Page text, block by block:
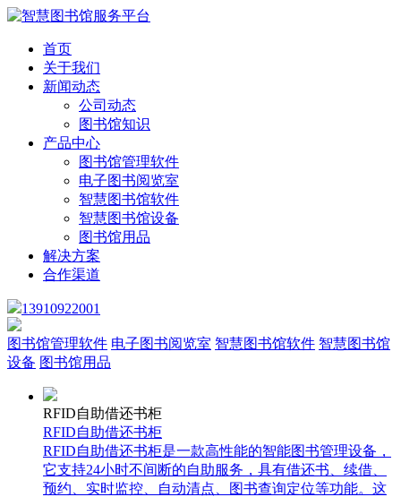
首页
关于我们
新闻动态
公司动态
图书馆知识
产品中心
图书馆管理软件
电子图书阅览室
智慧图书馆软件
智慧图书馆设备
图书馆用品
解决方案
合作渠道
13910922001
图书馆管理软件 电子图书阅览室 智慧图书馆软件 智慧图书馆
设备 图书馆用品
RFID自助借还书柜
RFID自助借还书柜
RFID自助借还书柜是一款高性能的智能图书管理设备，
它支持24小时不间断的自助服务，具有借还书、续借、
预约、实时监控、自动清点、图书查询定位等功能。这